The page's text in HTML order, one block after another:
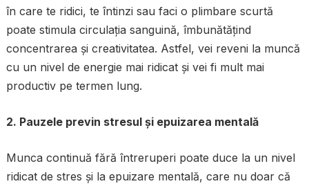
în care te ridici, te întinzi sau faci o plimbare scurtă
poate stimula circulația sanguină, îmbunătățind
concentrarea și creativitatea. Astfel, vei reveni la muncă
cu un nivel de energie mai ridicat și vei fi mult mai
productiv pe termen lung.
2. Pauzele previn stresul și epuizarea mentală
Munca continuă fără întreruperi poate duce la un nivel
ridicat de stres și la epuizare mentală, care nu doar că